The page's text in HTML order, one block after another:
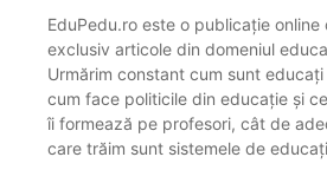
EduPedu.ro este o publicație
exclusiv articole din domeniul
Urmărim constant cum sunt
cum face politicile din educație și
îi formează pe profesori, cât de
care trăim sunt sistemele de